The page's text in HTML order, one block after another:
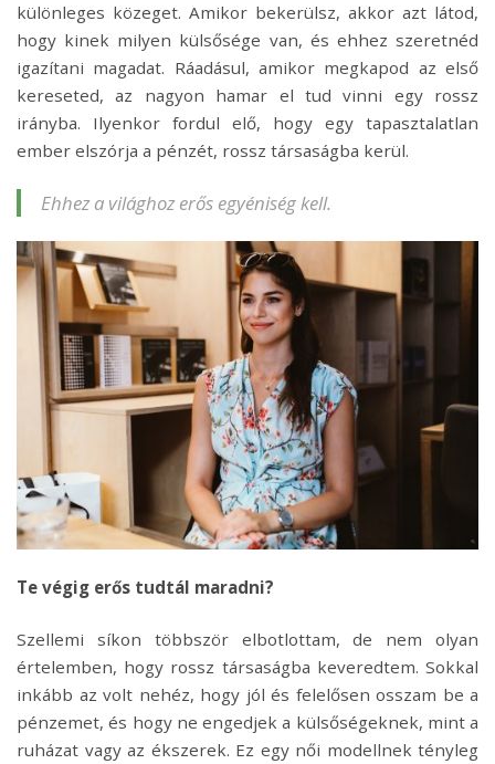
különleges közeget. Amikor bekerülsz, akkor azt látod,
hogy kinek milyen külsősége van, és ehhez szeretnéd
igazítani magadat. Ráadásul, amikor megkapod az első
kereseted, az nagyon hamar el tud vinni egy rossz
irányba. Ilyenkor fordul elő, hogy egy tapasztalatlan
ember elszórja a pénzét, rossz társaságba kerül.
Ehhez a világhoz erős egyéniség kell.
Te végig erős tudtál maradni?
Szellemi síkon többször elbotlottam, de nem olyan
értelemben, hogy rossz társaságba keveredtem. Sokkal
inkább az volt nehéz, hogy jól és felelősen osszam be a
pénzemet, és hogy ne engedjek a külsőségeknek, mint a
ruházat vagy az ékszerek. Ez egy női modellnek tényleg